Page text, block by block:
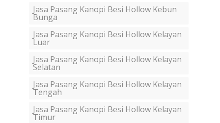
Jasa Pasang Kanopi Besi Hollow Kebun
Bunga
Jasa Pasang Kanopi Besi Hollow Kelayan
Luar
Jasa Pasang Kanopi Besi Hollow Kelayan
Selatan
Jasa Pasang Kanopi Besi Hollow Kelayan
Tengah
Jasa Pasang Kanopi Besi Hollow Kelayan
Timur